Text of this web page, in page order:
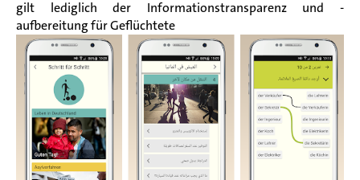
gilt lediglich der Informationstransparenz und -
aufbereitung für Geflüchtete